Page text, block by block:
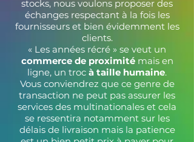
Prix
23,90 €
Ajouter au panier
stocks, nous voulons proposer des
échanges respectant à la fois les
fournisseurs et bien évidemment les
clients.
« Les années récré » se veut un
commerce de proximitémais en
ligne, un troc à taille humaine.
Vous conviendrez que ce genre de
transaction ne peut pas assurer les
services des multinationales et cela
se ressentira notamment sur les
délais de livraison mais la patience